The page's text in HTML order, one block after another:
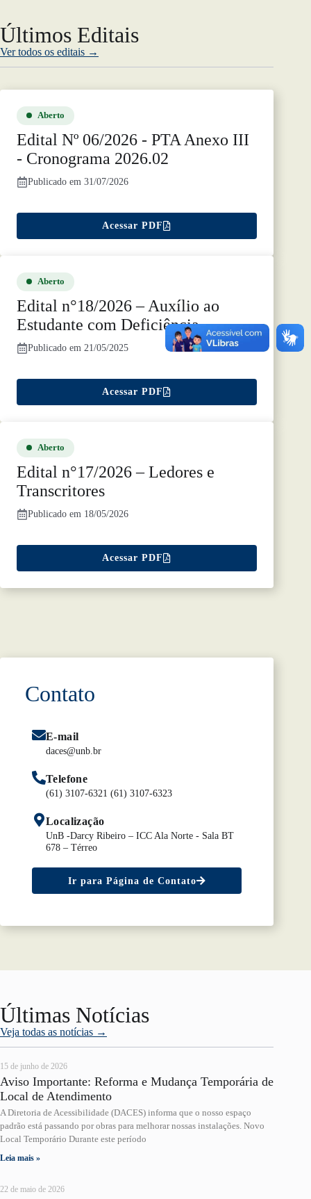
Últimos Editais
Ver todos os editais →
Aberto
Edital Nº 06/2026 - PTA Anexo III
- Cronograma 2026.02
Publicado em 31/07/2026
Acessar PDF
Aberto
Edital n°18/2026 – Auxílio ao
Estudante com Deficiência
Publicado em 21/05/2025
Acessar PDF
Aberto
Edital n°17/2026 – Ledores e
Transcritores
Publicado em 18/05/2026
Acessar PDF
Contato
E-mail
daces@unb.br
Telefone
(61) 3107-6321 (61) 3107-6323
Localização
UnB -Darcy Ribeiro – ICC Ala Norte - Sala BT
678 – Térreo
Ir para Página de Contato
Últimas Notícias
Veja todas as notícias →
Aviso Importante: Reforma e Mudança Temporária de
Local de Atendimento
15 de junho de 2026
A Diretoria de Acessibilidade (DACES) informa que o nosso espaço
padrão está passando por obras para melhorar nossas instalações. Novo
Local Temporário Durante este período
Leia mais »
22 de maio de 2026